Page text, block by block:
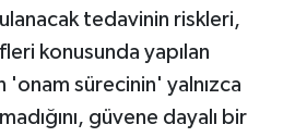
tedavinin riskleri,
konusunda yapılan
sürecinin' yalnızca
güvene dayalı bir